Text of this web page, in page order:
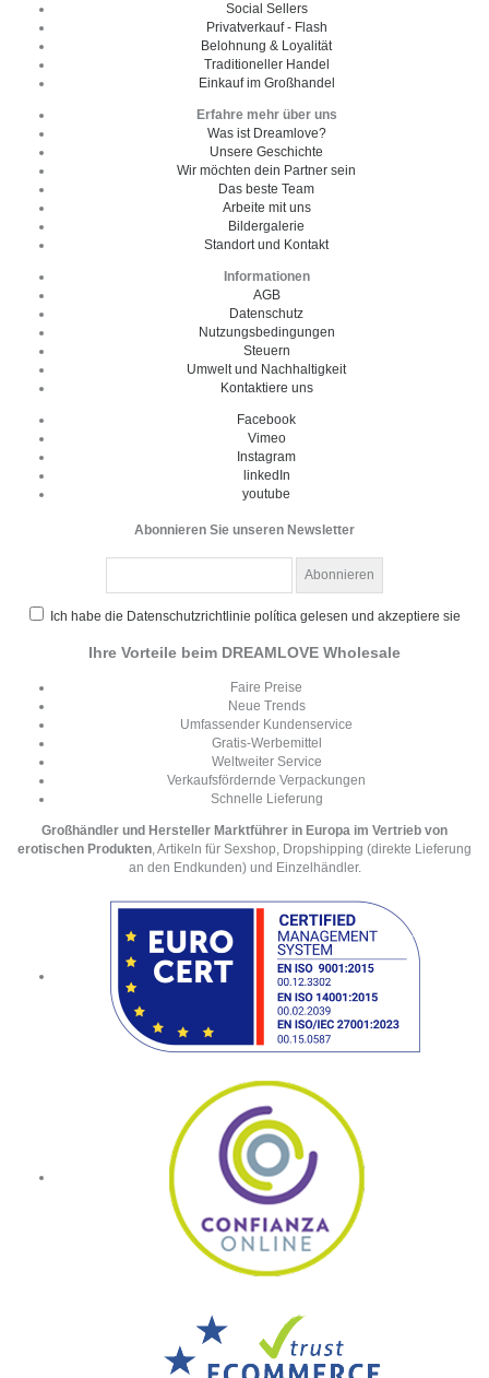
Social Sellers
Privatverkauf - Flash
Belohnung & Loyalität
Traditioneller Handel
Einkauf im Großhandel
Erfahre mehr über uns
Was ist Dreamlove?
Unsere Geschichte
Wir möchten dein Partner sein
Das beste Team
Arbeite mit uns
Bildergalerie
Standort und Kontakt
Informationen
AGB
Datenschutz
Nutzungsbedingungen
Steuern
Umwelt und Nachhaltigkeit
Kontaktiere uns
Facebook
Vimeo
Instagram
linkedIn
youtube
Abonnieren Sie unseren Newsletter
Ich habe die Datenschutzrichtlinie política gelesen und akzeptiere sie
Ihre Vorteile beim DREAMLOVE Wholesale
Faire Preise
Neue Trends
Umfassender Kundenservice
Gratis-Werbemittel
Weltweiter Service
Verkaufsfördernde Verpackungen
Schnelle Lieferung
Großhändler und Hersteller Marktführer in Europa im Vertrieb von
erotischen Produkten, Artikeln für Sexshop, Dropshipping (direkte Lieferung
an den Endkunden) und Einzelhändler.